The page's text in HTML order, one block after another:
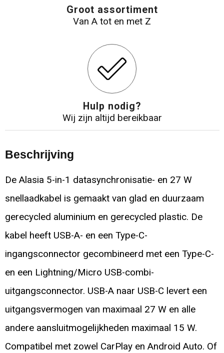
Groot assortiment
Van A tot en met Z
Hulp nodig?
Wij zijn altijd bereikbaar
Beschrijving
De Alasia 5-in-1 datasynchronisatie- en 27 W
snellaadkabel is gemaakt van glad en duurzaam
gerecycled aluminium en gerecycled plastic. De
kabel heeft USB-A- en een Type-C-
ingangsconnector gecombineerd met een Type-C-
en een Lightning/Micro USB-combi-
uitgangsconnector. USB-A naar USB-C levert een
uitgangsvermogen van maximaal 27 W en alle
andere aansluitmogelijkheden maximaal 15 W.
Compatibel met zowel CarPlay en Android Auto. Of